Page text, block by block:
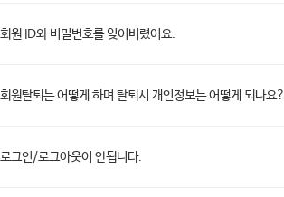
회원 ID와 비밀번호를 잊어버렸어요.
회원탈퇴는 어떻게 하며 탈퇴시 개인정보는 어떻게 되나요?
로그인/로그아웃이 안됩니다.